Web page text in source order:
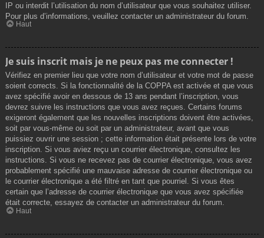
IP ou interdit l’utilisation du nom d’utilisateur que vous souhaitez utiliser.
Pour plus d’informations, veuillez contacter un administrateur du forum.
Haut
Je suis inscrit mais je ne peux pas me connecter !
Vérifiez en premier lieu que votre nom d’utilisateur et votre mot de passe
soient corrects. Si la fonctionnalité de la COPPA est activée et que vous
avez spécifié avoir en dessous de 13 ans pendant l’inscription, vous
devrez suivre les instructions que vous avez reçues. Certains forums
exigeront également que les nouvelles inscriptions doivent être activées,
soit par vous-même ou soit par un administrateur, avant que vous
puissiez ouvrir une session ; cette information était présente lors de votre
inscription. Si vous aviez reçu un courrier électronique, consultez les
instructions. Si vous ne recevez pas de courrier électronique, vous avez
probablement spécifié une mauvaise adresse de courrier électronique ou
le courrier électronique a été filtré en tant que pourriel. Si vous êtes
certain que l’adresse de courrier électronique que vous avez spécifiée
était correcte, essayez de contacter un administrateur du forum.
Haut